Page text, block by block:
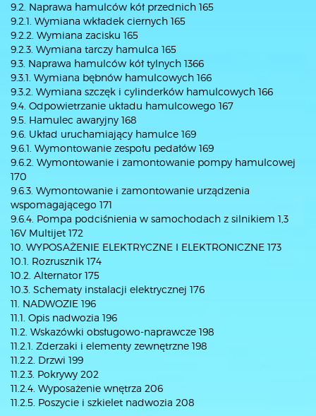
9.2. Naprawa hamulców kół przednich 165
9.2.1. Wymiana wkładek ciernych 165
9.2.2. Wymiana zacisku 165
9.2.3. Wymiana tarczy hamulca 165
9.3. Naprawa hamulców kół tylnych 1366
9.3.1. Wymiana bębnów hamulcowych 166
9.3.2. Wymiana szczęk i cylinderków hamulcowych 166
9.4. Odpowietrzanie układu hamulcowego 167
9.5. Hamulec awaryjny 168
9.6. Układ uruchamiający hamulce 169
9.6.1. Wymontowanie zespołu pedałów 169
9.6.2. Wymontowanie i zamontowanie pompy hamulcowej
170
9.6.3. Wymontowanie i zamontowanie urządzenia
wspomagającego 171
9.6.4. Pompa podciśnienia w samochodach z silnikiem 1,3
16V Multijet 172
10. WYPOSAŻENIE ELEKTRYCZNE I ELEKTRONICZNE 173
10.1. Rozrusznik 174
10.2. Alternator 175
10.3. Schematy instalacji elektrycznej 176
11. NADWOZIE 196
11.1. Opis nadwozia 196
11.2. Wskazówki obsługowo-naprawcze 198
11.2.1. Zderzaki i elementy zewnętrzne 198
11.2.2. Drzwi 199
11.2.3. Pokrywy 202
11.2.4. Wyposażenie wnętrza 206
11.2.5. Poszycie i szkielet nadwozia 208